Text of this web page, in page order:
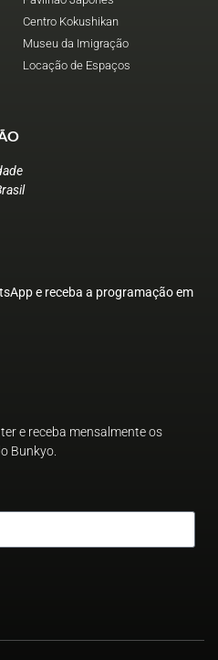
Centro Kokushikan
Museu da Imigração
Locação de Espaços
e receba a programação em
e receba mensalmente os
Bunkyo.